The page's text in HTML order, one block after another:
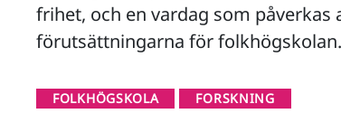
frihet, och en vardag som påverkas
förutsättningarna för folkhögskolan.
FOLKHÖGSKOLA FORSKNING